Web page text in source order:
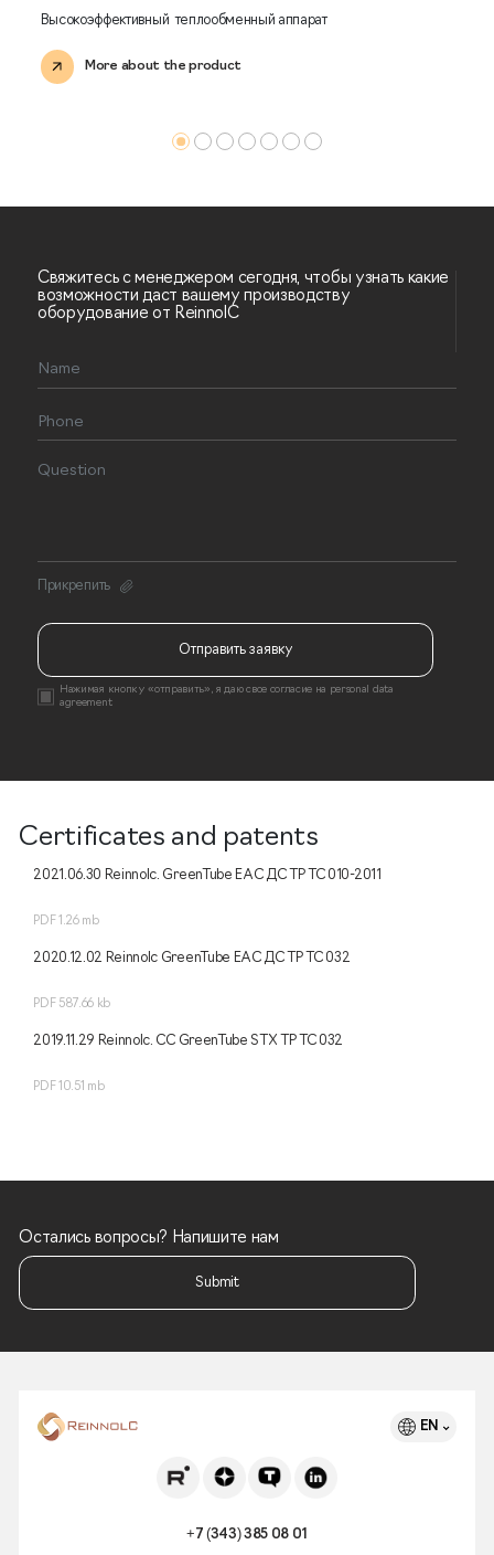
Высокоэффективный теплообменный аппарат
More about the product
Свяжитесь с менеджером сегодня, чтобы узнать какие
возможности даст вашему производству
оборудование от ReinnolC
Прикрепить
Отправить заявку
Нажимая кнопку «отправить», я даю свое согласие на personal data
agreement
Certificates and patents
2021.06.30 Reinnolc. GreenTube EAC ДС ТР ТС 010-2011
PDF 1.26 mb
2020.12.02 Reinnolc GreenTube EAC ДС ТР ТС 032
PDF 587.66 kb
2019.11.29 Reinnolc. CC GreenTube STX ТР ТС 032
PDF 10.51 mb
Остались вопросы? Напишите нам
Submit
EN
+7 (343) 385 08 01